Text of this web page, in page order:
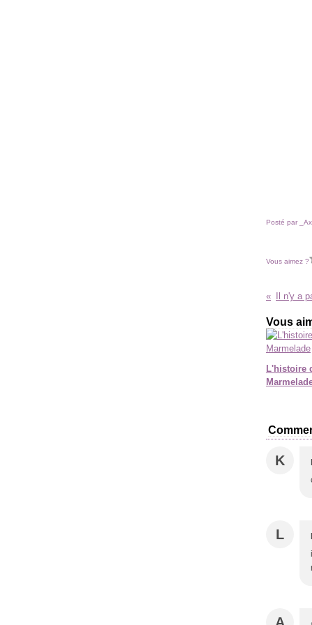
Posté par
Vous aimez ?
Vous
L'histoire
K
L